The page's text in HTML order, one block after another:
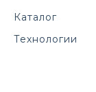
Каталог
Технологии